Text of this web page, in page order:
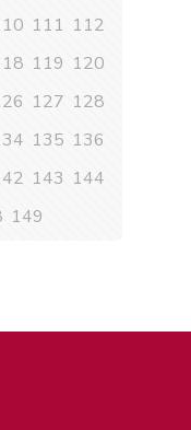
111 112
119 120
127 128
135 136
143 144
149